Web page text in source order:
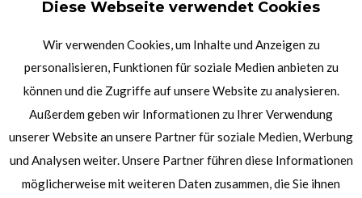
Diese Webseite verwendet Cookies
Wir verwenden Cookies, um Inhalte und Anzeigen zu
personalisieren, Funktionen für soziale Medien anbieten zu
können und die Zugriffe auf unsere Website zu analysieren.
Außerdem geben wir Informationen zu Ihrer Verwendung
unserer Website an unsere Partner für soziale Medien, Werbung
und Analysen weiter. Unsere Partner führen diese Informationen
möglicherweise mit weiteren Daten zusammen, die Sie ihnen